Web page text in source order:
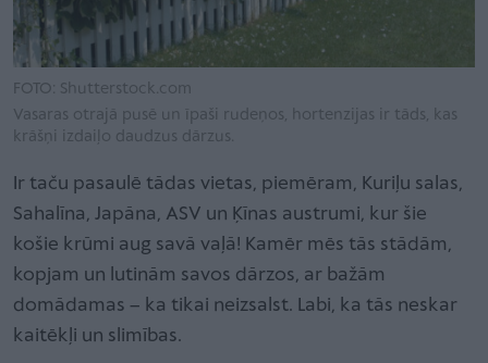
FOTO: Shutterstock.com
Vasaras otrajā pusē un īpaši rudeņos, hortenzijas ir tāds, kas
krāšņi izdaiļo daudzus dārzus.
Ir taču pasaulē tādas vietas, piemēram, Kuriļu salas,
Sahalīna, Japāna, ASV un Ķīnas austrumi, kur šie
košie krūmi aug savā vaļā! Kamēr mēs tās stādām,
kopjam un lutinām savos dārzos, ar bažām
domādamas – ka tikai neizsalst. Labi, ka tās neskar
kaitēkļi un slimības.